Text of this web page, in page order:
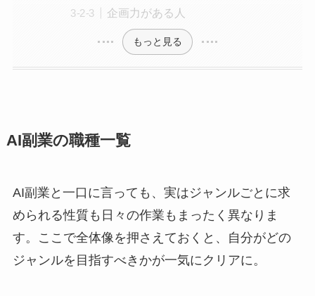
企画力がある人
もっと見る
AI副業の職種一覧
AI副業と一口に言っても、実はジャンルごとに求
められる性質も日々の作業もまったく異なりま
す。ここで全体像を押さえておくと、自分がどの
ジャンルを目指すべきかが一気にクリアに。